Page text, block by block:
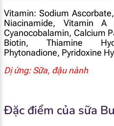
Vitamin: Sodium
Niacinamide, Vitamin A
Cyanocobalamin, Calcium
Biotin, Thiamine
Phytonadione, Pyridoxine
Dị ứng: Sữa, đậu nành
Đặc điểm của sữa